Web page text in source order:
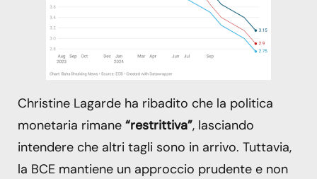
Christine Lagarde ha ribadito che la politica
monetaria rimane “restrittiva”, lasciando
intendere che altri tagli sono in arrivo. Tuttavia,
la BCE mantiene un approccio prudente e non